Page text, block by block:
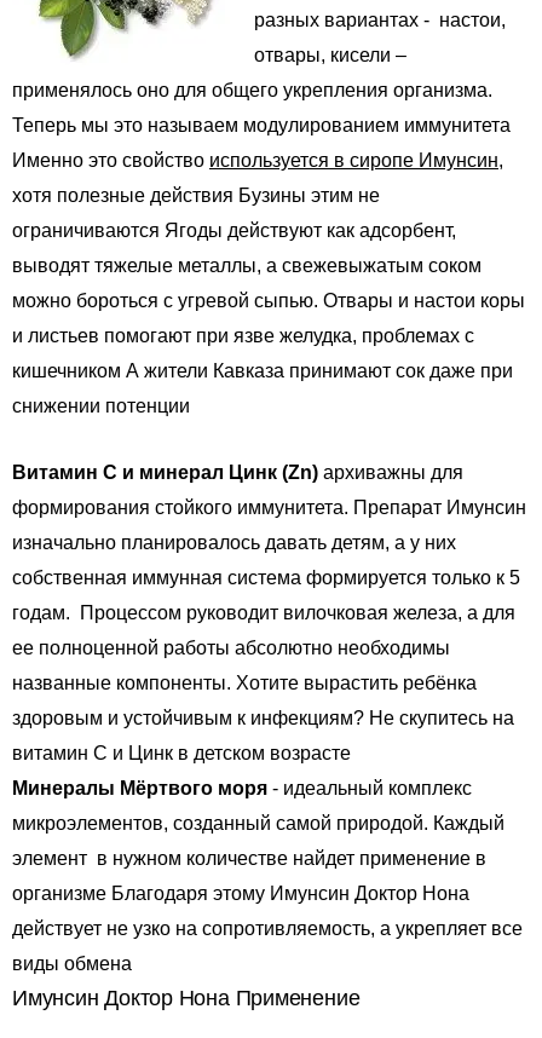
разных вариантах - настои,
отвары, кисели –
применялось оно для общего укрепления организма.
Теперь мы это называем модулированием иммунитета
Именно это свойство используется в сиропе Имунсин,
хотя полезные действия Бузины этим не
ограничиваются Ягоды действуют как адсорбент,
выводят тяжелые металлы, а свежевыжатым соком
можно бороться с угревой сыпью. Отвары и настои коры
и листьев помогают при язве желудка, проблемах с
кишечником А жители Кавказа принимают сок даже при
снижении потенции
Витамин С и минерал Цинк (Zn) архиважны для
формирования стойкого иммунитета. Препарат Имунсин
изначально планировалось давать детям, а у них
собственная иммунная система формируется только к 5
годам. Процессом руководит вилочковая железа, а для
ее полноценной работы абсолютно необходимы
названные компоненты. Хотите вырастить ребёнка
здоровым и устойчивым к инфекциям? Не скупитесь на
витамин С и Цинк в детском возрасте
Минералы Мёртвого моря - идеальный комплекс
микроэлементов, созданный самой природой. Каждый
элемент в нужном количестве найдет применение в
организме Благодаря этому Имунсин Доктор Нона
действует не узко на сопротивляемость, а укрепляет все
виды обмена
Имунсин Доктор Нона Применение